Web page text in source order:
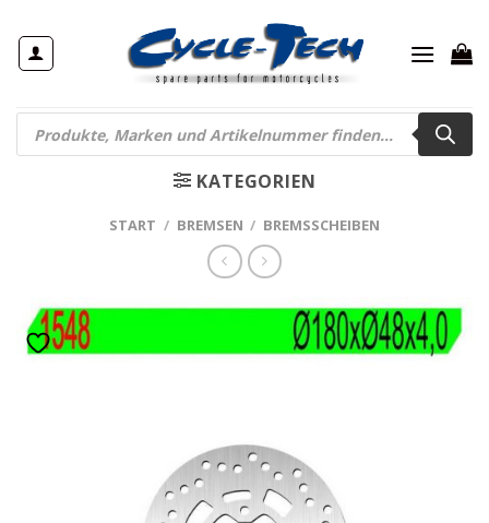
Inhalt
springen
Products
search
KATEGORIEN
START / BREMSEN / BREMSSCHEIBEN